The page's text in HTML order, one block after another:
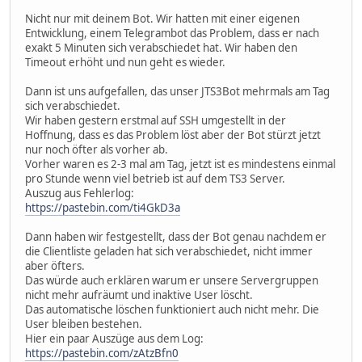
Nicht nur mit deinem Bot. Wir hatten mit einer eigenen
Entwicklung, einem Telegrambot das Problem, dass er nach
exakt 5 Minuten sich verabschiedet hat. Wir haben den
Timeout erhöht und nun geht es wieder.
Dann ist uns aufgefallen, das unser JTS3Bot mehrmals am Tag
sich verabschiedet.
Wir haben gestern erstmal auf SSH umgestellt in der
Hoffnung, dass es das Problem löst aber der Bot stürzt jetzt
nur noch öfter als vorher ab.
Vorher waren es 2-3 mal am Tag, jetzt ist es mindestens einmal
pro Stunde wenn viel betrieb ist auf dem TS3 Server.
Auszug aus Fehlerlog:
https://pastebin.com/ti4GkD3a
Dann haben wir festgestellt, dass der Bot genau nachdem er
die Clientliste geladen hat sich verabschiedet, nicht immer
aber öfters.
Das würde auch erklären warum er unsere Servergruppen
nicht mehr aufräumt und inaktive User löscht.
Das automatische löschen funktioniert auch nicht mehr. Die
User bleiben bestehen.
Hier ein paar Auszüge aus dem Log:
https://pastebin.com/zAtzBfn0